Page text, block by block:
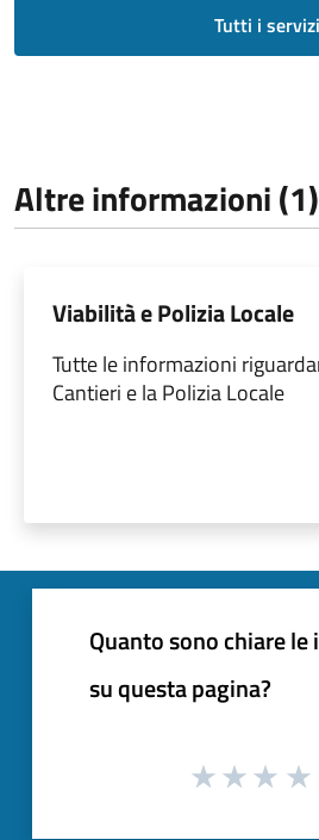
Tutti i servizi
Altre informazioni (1)
Viabilità e Polizia Locale
Tutte le informazioni
Cantieri e la Polizia Locale
Quanto sono chiare
su questa pagina?